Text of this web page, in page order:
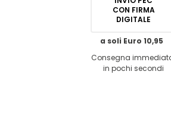
CON FIRMA
DIGITALE
a soli Euro 10,95
Consegna
in pochi secondi